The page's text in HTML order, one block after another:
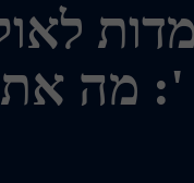
': מה